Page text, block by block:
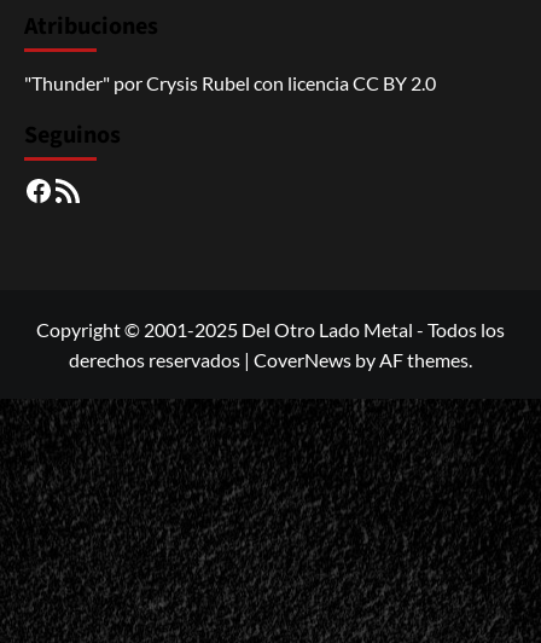
Atribuciones
"Thunder" porCrysis Rubel con licenciaCC BY 2.0
Seguinos
Facebook
RSS
Copyright © 2001-2025 Del Otro Lado Metal - Todos los
derechos reservados | CoverNews by AF themes.